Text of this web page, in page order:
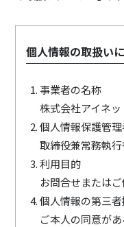
個人情報の取扱い
事業者の名称
株式会社アイネッ
個人情報保護管
取締役兼常務執行
利用目的
お問合せまたは
個人情報の第三
ご本人の同意が